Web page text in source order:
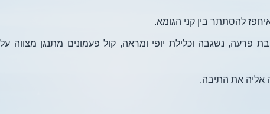
להסתתר בין קני הגומא.
פרעה, נשגבה וכלילת יופי ומראה, קול פעמונים מתנגן מצווה על
אליה את התיבה.